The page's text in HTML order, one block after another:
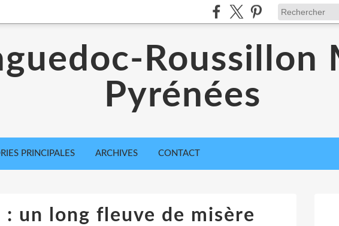
Roussillon
Pyrénées
PRINCIPALES ARCHIVES CONTACT
un long fleuve de misère